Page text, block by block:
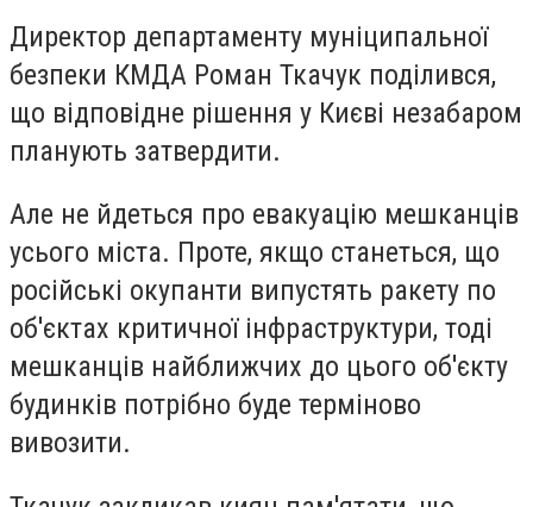
Директор департаменту муніципальної
безпеки КМДА Роман Ткачук поділився,
що відповідне рішення у Києві незабаром
планують затвердити.
Але не йдеться про евакуацію мешканців
усього міста. Проте, якщо станеться, що
російські окупанти випустять ракету по
об'єктах критичної інфраструктури, тоді
мешканців найближчих до цього об'єкту
будинків потрібно буде терміново
вивозити.